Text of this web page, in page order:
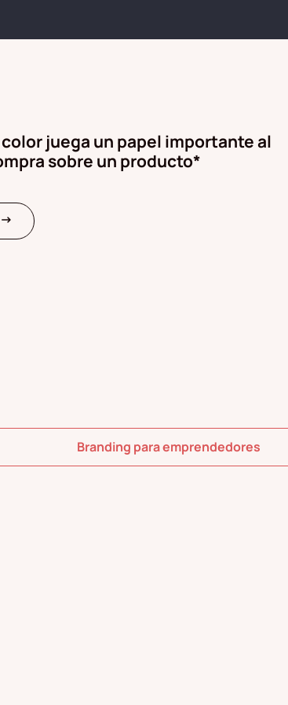
juega un papel importante al
sobre un producto*
arrow_right_alt
Branding para emprendedores